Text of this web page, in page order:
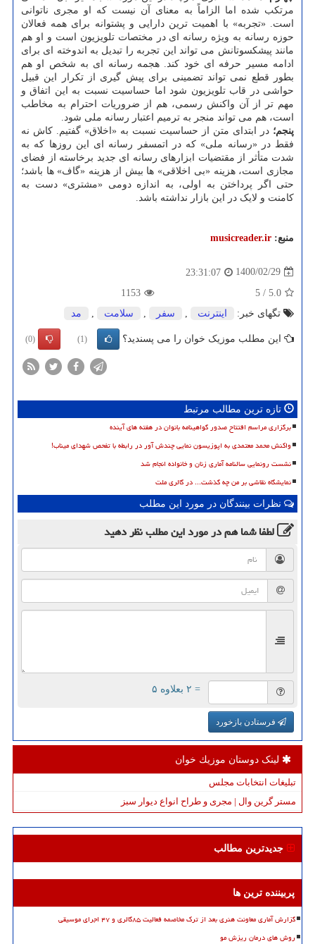
مرتکب شده اما الزاماً به معنای آن نیست که او مجری ناتوانی
است. «تجربه» با اهمیت ترین دارایی و پشتوانه برای همه فعالان
حوزه رسانه به ویژه رسانه ای در مختصات تلویزیون است و او هم
مانند پیشکسوتانش می تواند این تجربه را تبدیل به اندوخته ای برای
ادامه مسیر حرفه ای خود کند. هجمه رسانه ای به شخص او هم
بطور قطع نمی تواند تضمینی برای پیش گیری از تکرار این قبیل
حواشی در قاب تلویزیون شود اما حساسیت نسبت به این اتفاق و
مهم تر از آن واکنش رسمی، هم از ضروریات احترام به مخاطب
است، هم می تواند منجر به ترمیم اعتبار رسانه ملی شود.
پنجم؛ در ابتدای متن از حساسیت نسبت به «اخلاق» گفتیم. کاش نه
فقط در «رسانه ملی» که در اتمسفر رسانه ای این روزها که به
شدت متأثر از مقتضیات ابزارهای رسانه ای جدید برخاسته از فضای
مجازی است، هزینه «بی اخلاقی» ها بیش از هزینه «گاف» ها باشد؛
حتی اگر پرداختن به اولی، به اندازه دومی «مشتری» دست به
کامنت و لایک در این بازار نداشته باشد.
منبع: musicreader.ir
1400/02/29
23:31:07
5.0
/
5
1153
تگهای خبر:
اینترنت سفر سلامت مد
این مطلب موزیک خوان را می پسندید؟ (1)
(0)
تازه ترین مطالب مرتبط
برگزاری مراسم افتتاح صدور گواهینامه بانوان در هفته های آینده
واکنش محمد معتمدی به اپوزیسون نمایی چندش آور در رابطه با تفحص شهدای میناب!
نشست رونمایی سالنامه آماری زنان و خانواده انجام شد
نمایشگاه نقاشی بر من چه گذشت... در گالری ملت
نظرات بینندگان در مورد این مطلب
لطفا شما همدر مورد این مطلبنظر دهید
= ۲ بعلاوه ۵
فرستادن بازخورد
لینک دوستان موزیك خوان
تبلیغات انتخابات مجلس
مستر گرین وال | مجری و طراح انواع دیوار سبز
جدیدترین مطالب
پربیننده ترین ها
گزارش آماری معاونت هنری بعد از ترک مخاصمه فعالیت ۸۵گالری و ۴۷ اجرای موسیقی
روش های درمان ریزش مو